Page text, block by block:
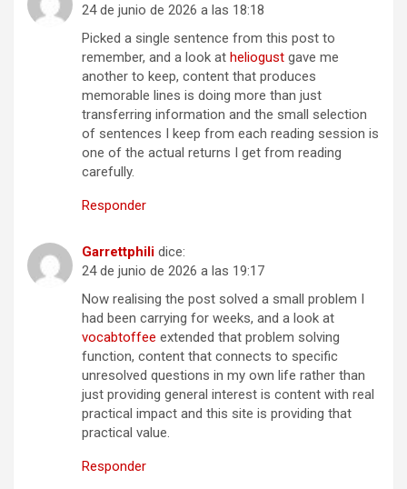
24 de junio de 2026 a las 18:18
Picked a single sentence from this post to
remember, and a look at heliogust gave me
another to keep, content that produces
memorable lines is doing more than just
transferring information and the small selection
of sentences I keep from each reading session is
one of the actual returns I get from reading
carefully.
Responder
Garrettphili dice:
24 de junio de 2026 a las 19:17
Now realising the post solved a small problem I
had been carrying for weeks, and a look at
vocabtoffee extended that problem solving
function, content that connects to specific
unresolved questions in my own life rather than
just providing general interest is content with real
practical impact and this site is providing that
practical value.
Responder